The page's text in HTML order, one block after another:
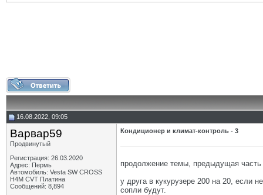
16.08.2022, 09:05
Варвар59
Продвинутый
Регистрация: 26.03.2020
Адрес: Пермь
Автомобиль: Vesta SW CROSS
H4M CVT Платина
Сообщений: 8,894
Кондиционер и климат-контроль - 3
продолжение темы, предыдущая часть
у друга в кукурузере 200 на 20, если
сопли будут.